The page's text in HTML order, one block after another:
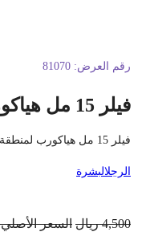
العرض: 81070
مل هياكورب لمنطقة البوكسر
البشرة
ريال السعر الأصلي هو: 4,500 ريال.